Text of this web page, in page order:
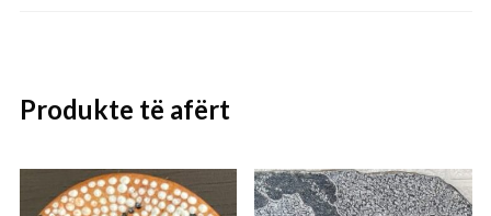
Produkte të afërt